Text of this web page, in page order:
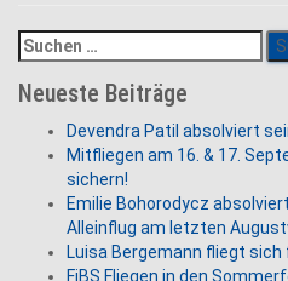
Suchen
nach:
Neueste Beiträge
Devendra Patil absolviert
Mitfliegen am 16. & 17.
sichern!
Emilie Bohorodycz
Alleinflug am letzten
Luisa Bergemann fliegt sich
FiBS Fliegen in den